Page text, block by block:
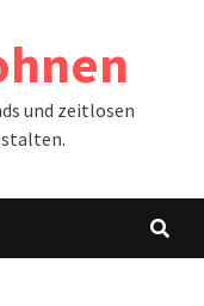
und zeitlosen